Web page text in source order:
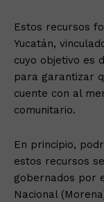
Estos recursos
Yucatán,
cuyo objetivo es
para garantizar
cuente con al
comunitario.
En principio,
estos recursos
gobernados por
Nacional